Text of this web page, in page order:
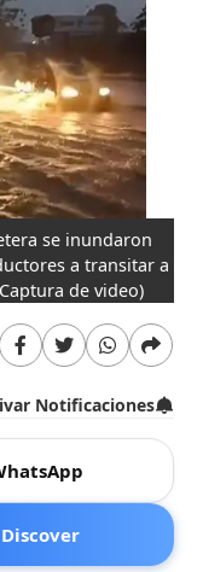
se inundaron
a transitar a
de video)
Notificaciones